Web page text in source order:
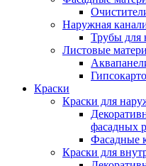
Наружная
Трубы для
Листовые
Краски
Краски для
фасадных
Фасадные
Краски для